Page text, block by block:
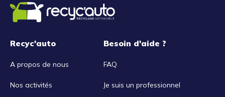
Recyc'auto
A propos de nous
Nos activités
Besoin d'aide ?
FAQ
Je suis un professionnel